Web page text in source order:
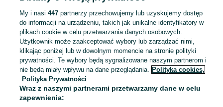
65 zł
71,60 zł z Pakietem Ochronnym
Katowice, Ligota-Panewniki
29 lipca 2026
akcesoriami 77x44 cm
My i nasi 447partnerzy przechowujemy lub uzyskujemy dostęp
do informacji na urządzeniu, takich jak unikalne identyfikatory w
plikach cookie w celu przetwarzania danych osobowych.
Użytkownik może zaakceptować wybory lub zarządzać nimi,
klikając poniżej lub w dowolnym momencie na stronie polityki
prywatności. Te wybory będą sygnalizowane naszym partnerom i
nie będą miały wpływu na dane przeglądania. Polityka cookies,
Polityka Prywatności
Wraz z naszymi partnerami przetwarzamy dane w celu
zapewnienia: